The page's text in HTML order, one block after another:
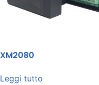
XM2080
Leggi tutto